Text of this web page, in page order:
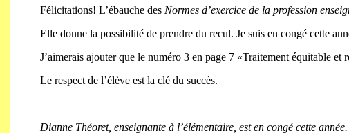
Félicitations! L’ébauche des Normes d’exercice de la profession
Elle donne la possibilité de prendre du recul. Je suis en congé cette
J’aimerais ajouter que le numéro 3 en page 7 «Traitement équitable
Le respect de l’élève est la clé du succès.
Dianne Théoret, enseignante à l’élémentaire, est en congé cette année.